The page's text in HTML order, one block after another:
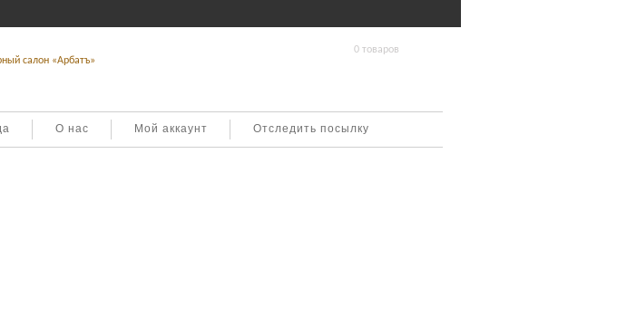
0 товаров
О нас Мой аккаунт Отследить посылку